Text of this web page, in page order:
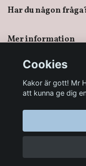
Har du någon
Mer information
Sociala medier
© 2026 Mr
Cookies
Kakor är gott! Mr
att kunna ge dig